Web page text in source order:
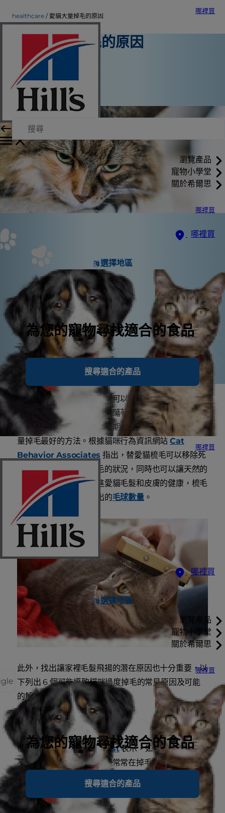
哪裡買
瀏覽產品
寵物小學堂
關於希爾思
哪裡買
哪裡買
選擇地區
為您的寵物尋找適合的食品
搜尋適合的產品
哪裡買
哪裡買
選擇地區
瀏覽產品
寵物小學堂
關於希爾思
哪裡買
為您的寵物尋找適合的食品
搜尋適合的產品
healthcare 愛貓大量掉毛的原因
愛貓大量掉毛的原因
寵物保健
Kara Murphy
|
2018年4月1日
您是否覺得愛貓掉的毛多到可以收集起來打一件毛衣了
呢？家中地板上是否隨時飄蕩著一球球毛髮逼得您每天
得拿吸塵器清理呢？經常定期替愛貓梳毛是處理貓咪大
量掉毛最好的方法。根據貓咪行為資訊網站 Cat
Behavior Associates 指出，替愛貓梳毛可以移除死
去的毛髮，控制過度掉毛的狀況，同時也可以讓天然的
皮膚油脂均勻分散，促進愛貓毛髮和皮膚的健康，梳毛
同時也可以減少愛貓吐出的毛球數量。
此外，找出讓家裡毛髮飛揚的潛在原因也十分重要，以
下列出 6 個可能導致貓咪過度掉毛的常見原因及可能
的解決方法：
1. 飲食營養不均
根據生活風格網站The Nest表示，如果愛貓的飲食
不均衡，您可能會看到貓咪常常在掉毛，而且毛髮不像
以前一樣有光澤。解決方法： 選擇可以促進皮膚及毛
髮健康的優質食物，詢問您的獸醫師以瞭解是否需要更
換愛貓的食物。